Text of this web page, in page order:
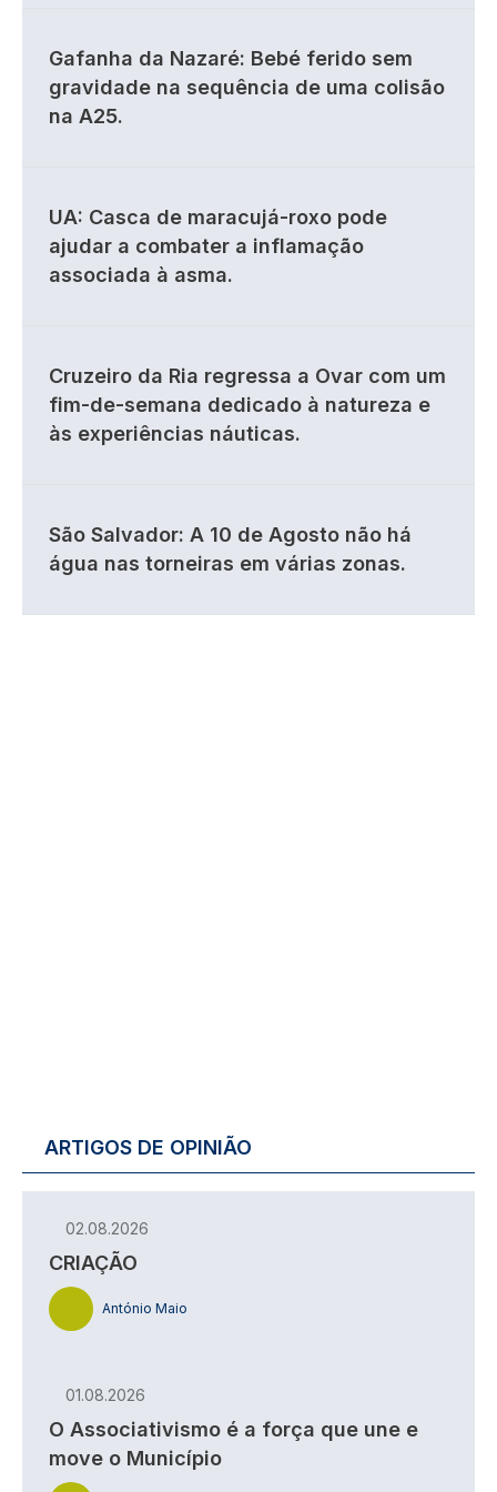
Gafanha da Nazaré: Bebé ferido sem
gravidade na sequência de uma colisão
na A25.
UA: Casca de maracujá-roxo pode
ajudar a combater a inflamação
associada à asma.
Cruzeiro da Ria regressa a Ovar com um
fim-de-semana dedicado à natureza e
às experiências náuticas.
São Salvador: A 10 de Agosto não há
água nas torneiras em várias zonas.
ARTIGOS DE OPINIÃO
02.08.2026
CRIAÇÃO
António Maio
01.08.2026
O Associativismo é a força que une e
move o Município